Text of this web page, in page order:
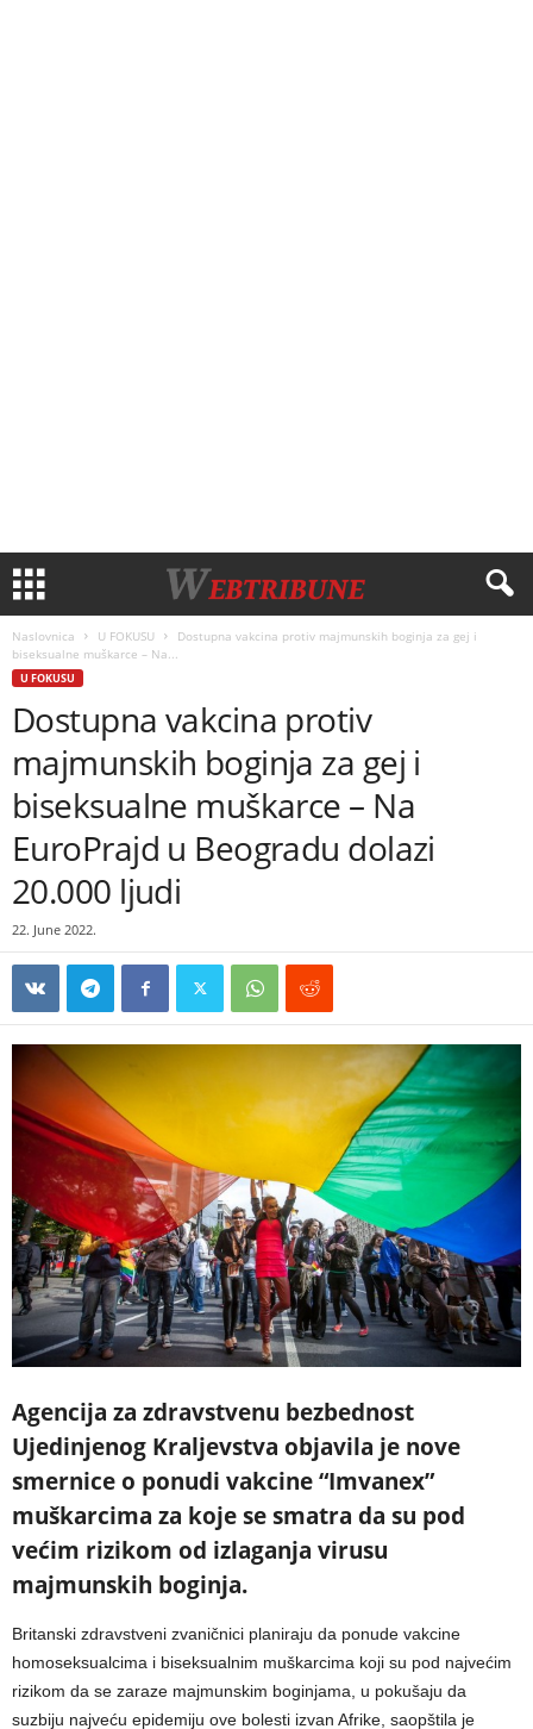
Naslovnica U FOKUSU
Dostupna vakcina protiv majmunskih boginja za gej i
biseksualne muškarce – Na...
U FOKUSU
Dostupna vakcina protiv
majmunskih boginja za gej i
biseksualne muškarce – Na
EuroPrajd u Beogradu dolazi
20.000 ljudi
22. June 2022.
Agencija za zdravstvenu bezbednost
Ujedinjenog Kraljevstva objavila je nove
smernice o ponudi vakcine “Imvanex”
muškarcima za koje se smatra da su pod
većim rizikom od izlaganja virusu
majmunskih boginja.
Britanski zdravstveni zvaničnici planiraju da ponude vakcine
homoseksualcima i biseksualnim muškarcima koji su pod najvećim
rizikom da se zaraze majmunskim boginjama, u pokušaju da
suzbiju najveću epidemiju ove bolesti izvan Afrike, saopštila je